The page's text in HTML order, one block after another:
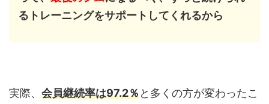
るトレーニングをサポートしてくれるから
実際、 会員継続率は97.2％と多くの方が変わったこ